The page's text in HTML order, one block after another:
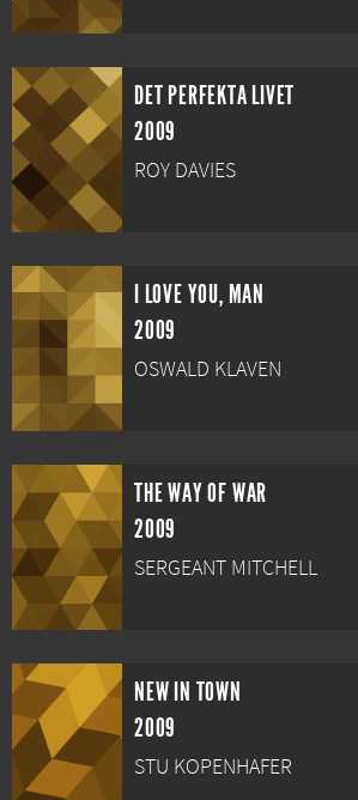
DET PERFEKTA LIVET
2009
ROY DAVIES
I LOVE YOU, MAN
2009
OSWALD KLAVEN
THE WAY OF WAR
2009
SERGEANT MITCHELL
NEW IN TOWN
2009
STU KOPENHAFER